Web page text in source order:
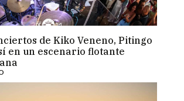
de Kiko Veneno, Pitingo
en un escenario flotante